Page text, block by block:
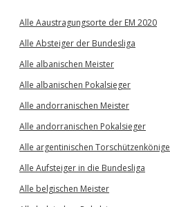
Alle Aaustragungsorte der EM 2020
Alle Absteiger der Bundesliga
Alle albanischen Meister
Alle albanischen Pokalsieger
Alle andorranischen Meister
Alle andorranischen Pokalsieger
Alle argentinischen Torschützenkönige
Alle Aufsteiger in die Bundesliga
Alle belgischen Meister